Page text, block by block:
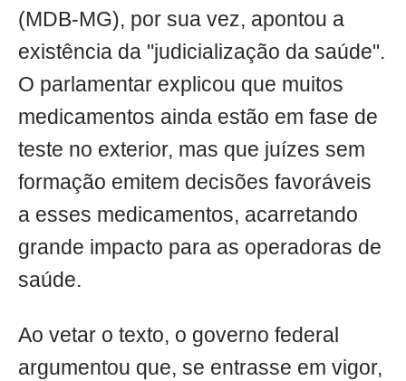
(MDB-MG), por sua vez, apontou a
existência da "judicialização da saúde".
O parlamentar explicou que muitos
medicamentos ainda estão em fase de
teste no exterior, mas que juízes sem
formação emitem decisões favoráveis
a esses medicamentos, acarretando
grande impacto para as operadoras de
saúde.
Ao vetar o texto, o governo federal
argumentou que, se entrasse em vigor,